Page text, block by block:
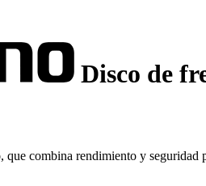
Disco de
combina rendimiento y seguridad